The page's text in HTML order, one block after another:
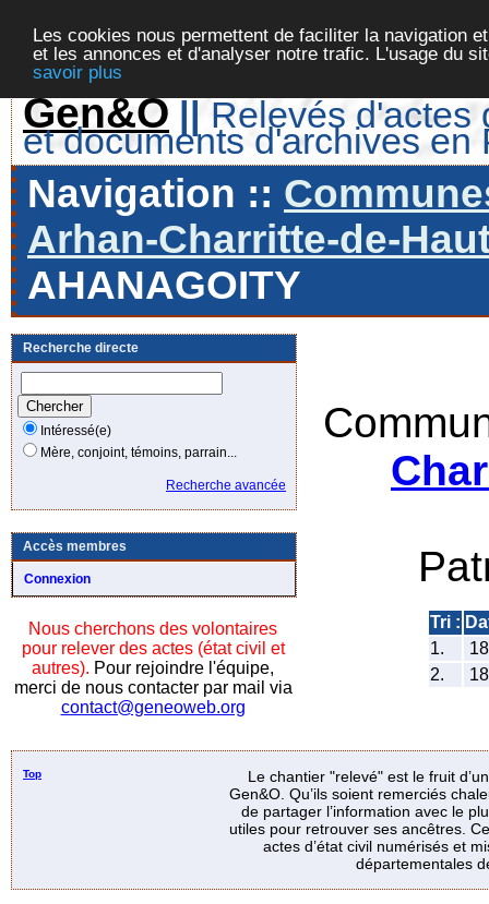
Les cookies nous permettent de faciliter la navigation
et les annonces et d'analyser notre trafic. L'usage du
savoir plus
Gen&O || Relevés d'actes
et documents d'archives en
Navigation ::
Arhan-Charritte-de-
AHANAGOITY
Recherche directe
Intéressé(e)
Mère, conjoint, témoins, parrain...
Recherche avancée
Accès membres
Connexion
Nous cherchons des volontaires
pour relever des actes (état civil et
autres). Pour rejoindre l'équipe,
merci de nous contacter par mail via
contact@geneoweb.org
Tri :
1.
2.
Top
Le chantier "relevé" est le fruit
Gen&O. Qu’ils soient remerciés
de partager l’information avec le
utiles pour retrouver ses ancêtres.
actes d’état civil numérisés et
départementales